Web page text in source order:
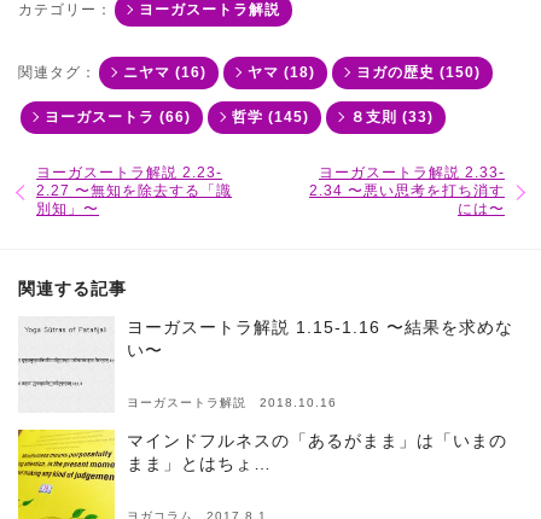
カテゴリー： ヨーガスートラ解説
関連タグ： ニヤマ (16) ヤマ (18) ヨガの歴史 (150)
ヨーガスートラ (66) 哲学 (145) ８支則 (33)
ヨーガスートラ解説 2.23-
2.27 〜無知を除去する「識
別知」〜
ヨーガスートラ解説 2.33-
2.34 〜悪い思考を打ち消す
には〜
関連する記事
ヨーガスートラ解説 1.15-1.16 〜結果を求めな
い〜
ヨーガスートラ解説 2018.10.16
マインドフルネスの「あるがまま」は「いまの
まま」とはちょ…
ヨガコラム 2017.8.1